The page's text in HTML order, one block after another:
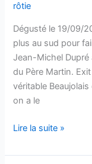
rôtie
Dégusté le 19/09/
plus au sud pour
Jean-Michel
du Père Martin.
véritable
on a le
Morgon
du
Lire la suite »